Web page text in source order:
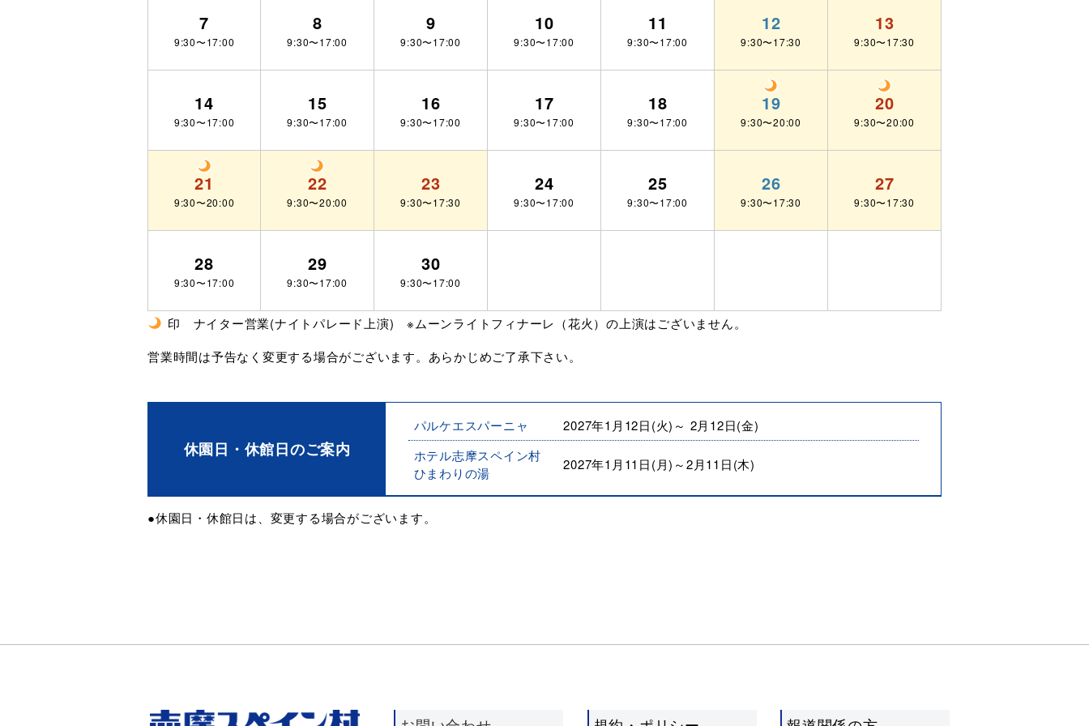
7
9:30〜17:00
8
9:30〜17:00
9
9:30〜17:00
10
9:30〜17:00
11
9:30〜17:00
12
9:30〜17:30
13
9:30〜17:30
14
9:30〜17:00
15
9:30〜17:00
16
9:30〜17:00
17
9:30〜17:00
18
9:30〜17:00
19
9:30〜20:00
20
9:30〜20:00
21
9:30〜20:00
22
9:30〜20:00
23
9:30〜17:30
24
9:30〜17:00
25
9:30〜17:00
26
9:30〜17:30
27
9:30〜17:30
28
9:30〜17:00
29
9:30〜17:00
30
9:30〜17:00
印 ナイター営業(ナイトパレード上演) ※ムーンライトフィナーレ（花火）の上演はございません。
営業時間は予告なく変更する場合がございます。あらかじめご了承下さい。
休園日・休館日のご案内
パルケエスパーニャ 2027年1月12日(火)～ 2月12日(金)
ホテル志摩スペイン村
ひまわりの湯
2027年1月11日(月)～2月11日(木)
●休園日・休館日は、変更する場合がございます。